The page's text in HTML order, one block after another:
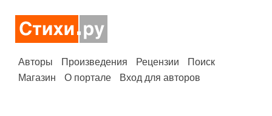
Авторы Произведения Рецензии
Поиск
Магазин
О портале Вход для авторов